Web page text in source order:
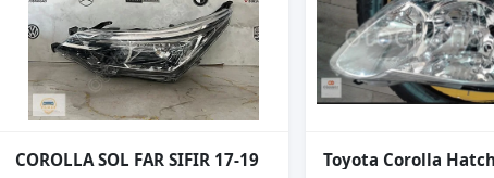
COROLLA SOL FAR SIFIR 17-19